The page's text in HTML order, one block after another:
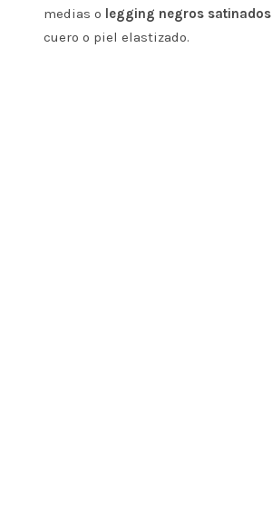
medias o legging negros satinados
cuero o piel elastizado.